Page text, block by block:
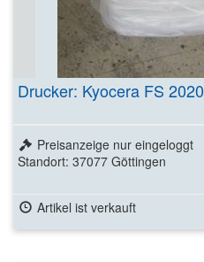
Drucker: Kyocera FS 2020
Preisanzeige nur eingeloggt
Standort: 37077 Göttingen
Artikel ist verkauft